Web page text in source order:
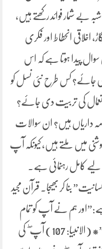
بے شمار فوائد رکھتے ہیں،
اخلاقی انحطاط اور فکری
سوال پیدا ہوتا ہے کہ اس
جائے؟ کس طرح نئی نسل کو
کی تربیت دی جائے؟
داریاں ہیں؟ ان سوالات
میں ملتے ہیں، کیونکہ آپ
کامل رہنمائی ہے۔
بنا کر بھیجا۔ قرآن مجید
ہم نے آپ کو تمام
جہانوں کے لیے رحمت بنا کر بھیجا۔”* (الانبیا: 107) آپ ۖ کی